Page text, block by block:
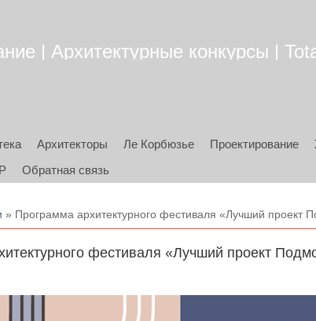
| Архитектурные конкурсы |
Архитекторы Ле Корбюзье Проектирование
Обратная связь
» Программа архитектурного фестиваля «Лучший проект
фестиваля «Лучший проект